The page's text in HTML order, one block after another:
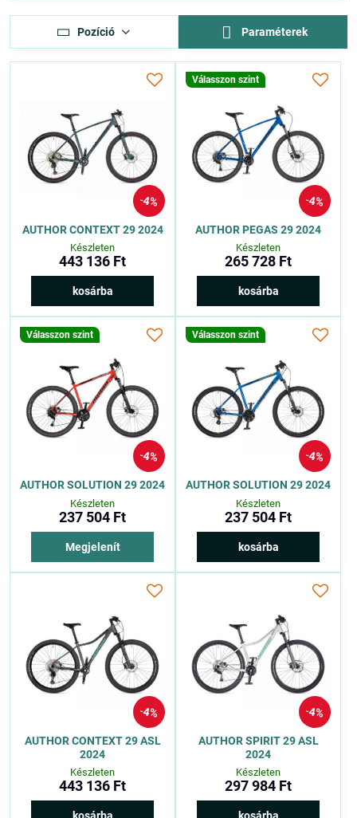
Pozíció Paraméterek
4%
AUTHOR CONTEXT 29 2024
Készleten
443 136 Ft
kosárba
4%
Válasszon szint
AUTHOR PEGAS 29 2024
Készleten
265 728 Ft
kosárba
4%
Válasszon szint
AUTHOR SOLUTION 29 2024
Készleten
237 504 Ft
Megjelenít
4%
Válasszon szint
AUTHOR SOLUTION 29 2024
Készleten
237 504 Ft
kosárba
4%
AUTHOR CONTEXT 29 ASL
2024
Készleten
443 136 Ft
kosárba
4%
AUTHOR SPIRIT 29 ASL
2024
Készleten
297 984 Ft
kosárba